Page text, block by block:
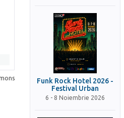
Funk Rock Hotel 2026 -
Festival Urban
6 - 8 Noiembrie 2026